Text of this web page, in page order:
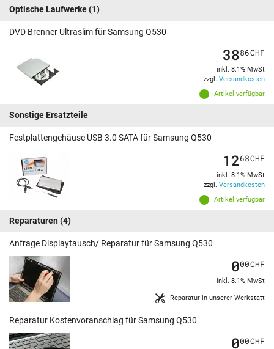
Optische Laufwerke(1)
DVD Brenner Ultraslim für Samsung Q530
Artikel verfügbar
3886CHF
inkl. 8.1% MwSt
zzgl. Versandkosten
Sonstige Ersatzteile
Festplattengehäuse USB 3.0 SATA für Samsung Q530
Artikel verfügbar
1268CHF
inkl. 8.1% MwSt
zzgl. Versandkosten
Reparaturen (4)
Anfrage Displaytausch/ Reparatur für Samsung Q530
Reparatur in unserer Werkstatt
000CHF
inkl. 8.1% MwSt
Reparatur Kostenvoranschlag für Samsung Q530
000CHF